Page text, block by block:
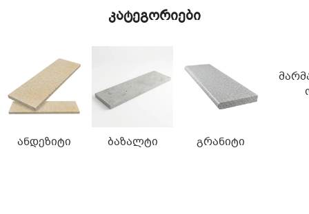
კატეგორიები
ᲐᲜᲓᲔᲖᲘᲢᲘ ᲑᲐᲖᲐᲚᲢᲘ ᲒᲠᲐᲜᲘᲢᲘ